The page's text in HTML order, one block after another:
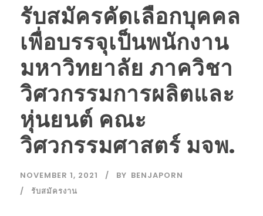
รับสมัครคัดเลือกบุคคล
เพื่อบรรจุเป็นพนักงาน
มหาวิทยาลัย ภาควิชา
วิศวกรรมการผลิตและ
หุ่นยนต์ คณะ
วิศวกรรมศาสตร์ มจพ.
NOVEMBER 1, 2021 BY BENJAPORN
รับสมัครงาน